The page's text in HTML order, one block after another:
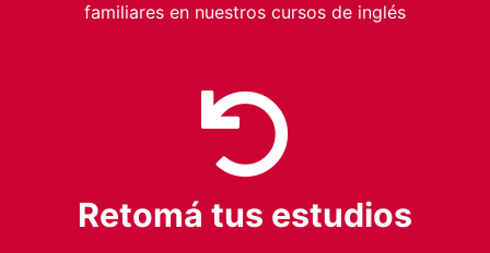
familiares en nuestros cursos de inglés
Retomá tus estudios